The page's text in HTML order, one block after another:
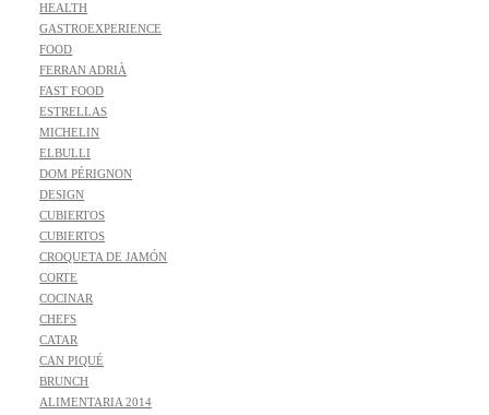
HEALTH
GASTROEXPERIENCE
FOOD
FERRAN ADRIÀ
FAST FOOD
ESTRELLAS
MICHELIN
ELBULLI
DOM PÉRIGNON
DESIGN
CUBIERTOS
CUBIERTOS
CROQUETA DE JAMÓN
CORTE
COCINAR
CHEFS
CATAR
CAN PIQUÉ
BRUNCH
ALIMENTARIA 2014